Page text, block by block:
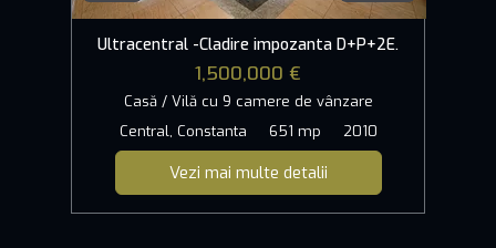
Ultracentral -Cladire impozanta D+P+2E.
1,500,000 €
Casă / Vilă cu 9 camere de vânzare
Central, Constanta
651 mp 2010
Vezi mai multe detalii